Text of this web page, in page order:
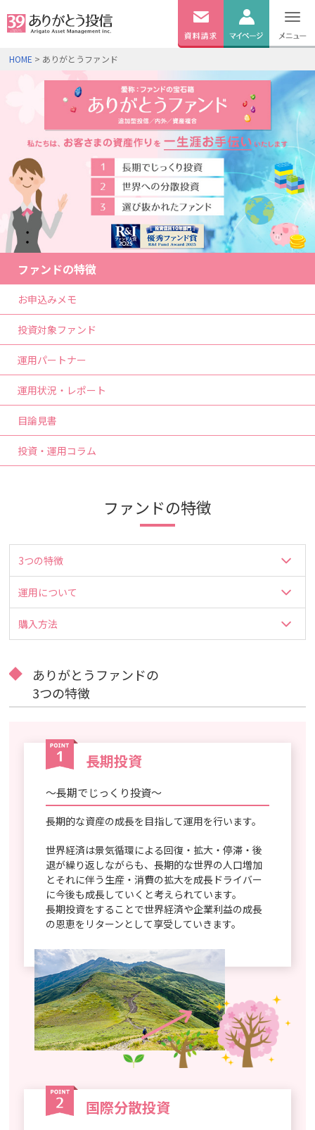
請求
口座開設
HOME > ありがとうファンド
ファンドの特徴
お申込みメモ
投資対象ファンド
運用パートナー
運用状況・レポート
目論見書
投資・運用コラム
ファンドの特徴
3つの特徴
運用について
購入方法
ありがとうファンドの
3つの特徴
長期投資
～長期でじっくり投資～
長期的な資産の成長を目指して運用を行います。
世界経済は景気循環による回復・拡大・停滞・後
退が繰り返しながらも、長期的な世界の人口増加
とそれに伴う生産・消費の拡大を成長ドライバー
に今後も成長していくと考えられています。
長期投資をすることで世界経済や企業利益の成長
の恩恵をリターンとして享受していきます。
国際分散投資